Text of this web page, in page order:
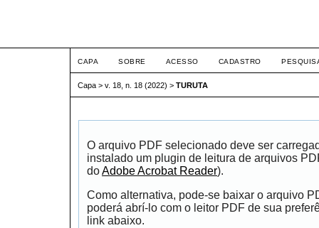
CAPA SOBRE ACESSO CADASTRO
Capa > v. 18, n. 18 (2022) > TURUTA
O arquivo PDF selecionado deve ser
instalado um plugin de leitura de arquivos
doAdobe Acrobat Reader).
Como alternativa, pode-se baixar o arquivo
poderá abrí-lo com o leitor PDF de sua
link abaixo.